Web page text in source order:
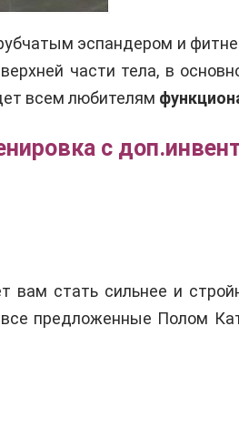
эспандером и
части тела, в
всем любителям
с
стать сильнее и
предложенные Полом